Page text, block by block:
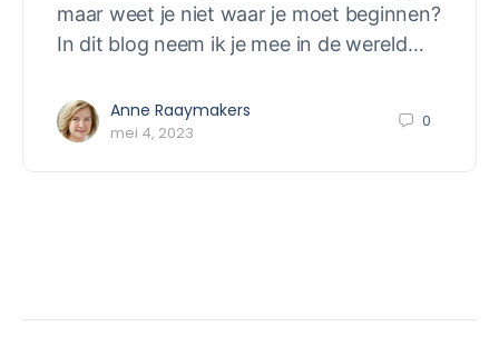
maar weet je niet waar je moet beginnen?
In dit blog neem ik je mee in de wereld…
Anne Raaymakers
mei 4, 2023
0